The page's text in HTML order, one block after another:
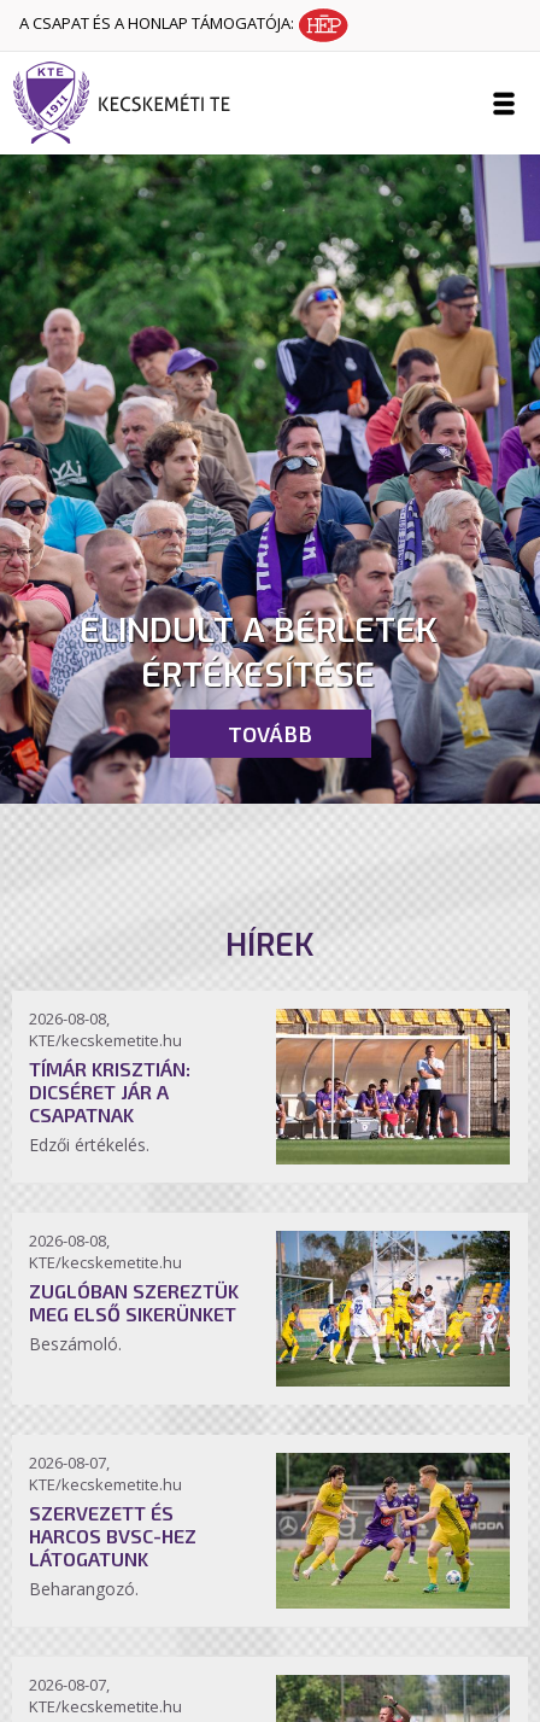
A CSAPAT ÉS A HONLAP TÁMOGATÓJA:
ELINDULT A BÉRLETEK
ÉRTÉKESÍTÉSE
TOVÁBB
HÍREK
2026-08-08,
KTE/kecskemetite.hu
TÍMÁR KRISZTIÁN:
DICSÉRET JÁR A
CSAPATNAK
Edzői értékelés.
2026-08-08,
KTE/kecskemetite.hu
ZUGLÓBAN SZEREZTÜK
MEG ELSŐ SIKERÜNKET
Beszámoló.
2026-08-07,
KTE/kecskemetite.hu
SZERVEZETT ÉS
HARCOS BVSC-HEZ
LÁTOGATUNK
Beharangozó.
2026-08-07,
KTE/kecskemetite.hu